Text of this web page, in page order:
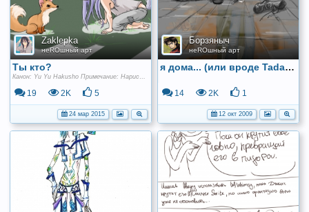
Zaklepka
неROшный арт
Ты кто?
Канон: Yu Yu Hakusho Примечание: Нарисовано спешлом для команды fandom Yoshihiro Togashi 2013 в рамках Фандомной Битвы 2013
19 2K 5
24 мар 2015
Борзяныч
неROшный арт
я дома... (или вроде Tadaimas)
14 2K 1
12 окт 2009